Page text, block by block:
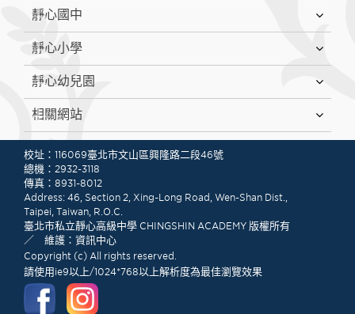
靜心國中
靜心小學
靜心幼兒園
相關網站
校址：116069臺北市文山區興隆路二段46號
總機：2932-3118
傳真：8931-8012
Address: 46, Section 2, Xing-Long Road, Wen-Shan Dist.,
Taipei, Taiwan, R.O.C.
臺北市私立靜心高級中學 CHINGSHIN ACADEMY 版權所有
／ 維護：資訊中心
Copyright (c) All rights reserved.
請使用ie9以上/1024*768以上解析度為最佳瀏覽效果